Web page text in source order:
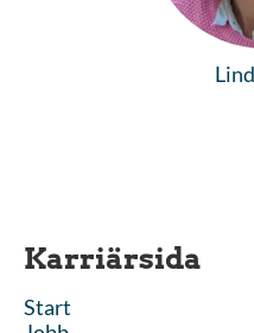
Karriärsida
Start